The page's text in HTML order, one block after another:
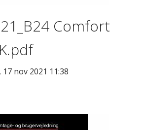
Comfort
17 nov 2021 11:38